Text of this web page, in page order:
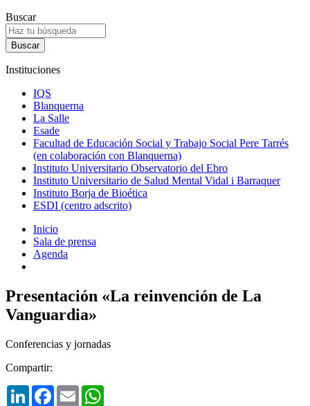
Buscar
Instituciones
IQS
Blanquerna
La Salle
Esade
Facultad de Educación Social y Trabajo Social Pere Tarrés
(en colaboración con Blanquerna)
Instituto Universitario Observatorio del Ebro
Instituto Universitario de Salud Mental Vidal i Barraquer
Instituto Borja de Bioética
ESDI (centro adscrito)
Inicio
Sala de prensa
Agenda
Presentación «La reinvención de La
Vanguardia»
Conferencias y jornadas
Compartir:
LinkedInFacebook
Email